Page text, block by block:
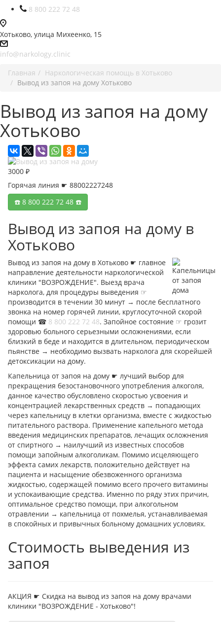
8 800 222 72 48
Хотьково, улица Михеенко, 15
info@narkology.clinic
Главная
Наркологическая помощь в Хотьково
Вывод из запоя на дому Хотьково
Вывод из запоя на дому
Хотьково
3000 ₽
Горячая линия ☛ 88002227248
☎️ 8 800 222 72 48 ☎️
Вывод из запоя на дому в
Хотьково
Вывод из запоя на дому в Хотьково ☛ главное
направление деятельности наркологической
клиники "ВОЗРОЖДЕНИЕ". Выезд врача
нарколога, для процедуры выведения ☞
производится в течении 30 минут → после бесплатного
звонка на номер горячей линии, круглосуточной скорой
помощи ☎︎ 8 800 222 72 48. Запойное состояние ☞ грозит
здоровью больного серьезными осложнениями, если
близкий в беде и находится в длительном, периодическом
пьянстве → необходимо вызвать нарколога для скорейшей
детоксикации на дому.
Капельница от запоя на дому ☛ лучший выбор для
прекращения безостановочного употребления алкоголя,
данное качество обусловлено скоростью усвоения и
концентрацией лекарственных средств → попадающих
через капельницу в клетки организма, вместе с жидкостью
питательного раствора. Применение капельного метода
введения медицинских препаратов, лечащих осложнения
от спиртного → наилучший из известных способов
помощи запойным алкоголикам. Помимо исцеляющего
эффекта самих лекарств, положительно действует на
пациента и насыщение обезвоженного организма
жидкостью, содержащей помимо всего прочего витамины
и успокаивающие средства. Именно по ряду этих причин,
оптимальное средство помощи, при алкогольном
отравлении → капельница от похмелья, устанавливаемая
в спокойных и привычных больному домашних условиях.
Стоимость выведения из
запоя
АКЦИЯ ☛ Скидка на вывод из запоя на дому врачами
клиники "ВОЗРОЖДЕНИЕ - Хотьково"!